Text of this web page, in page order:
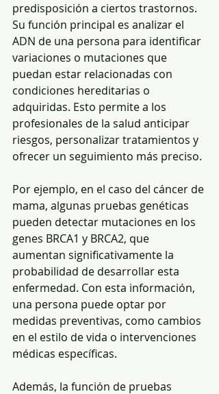
predisposición a ciertos trastornos.
Su función principal es analizar el
ADN de una persona para identificar
variaciones o mutaciones que
puedan estar relacionadas con
condiciones hereditarias o
adquiridas. Esto permite a los
profesionales de la salud anticipar
riesgos, personalizar tratamientos y
ofrecer un seguimiento más preciso.
Por ejemplo, en el caso del cáncer de
mama, algunas pruebas genéticas
pueden detectar mutaciones en los
genes BRCA1 y BRCA2, que
aumentan significativamente la
probabilidad de desarrollar esta
enfermedad. Con esta información,
una persona puede optar por
medidas preventivas, como cambios
en el estilo de vida o intervenciones
médicas específicas.
Además, la función de pruebas